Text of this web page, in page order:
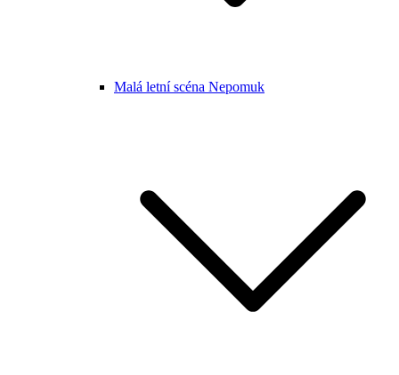
Malá letní scéna Nepomuk